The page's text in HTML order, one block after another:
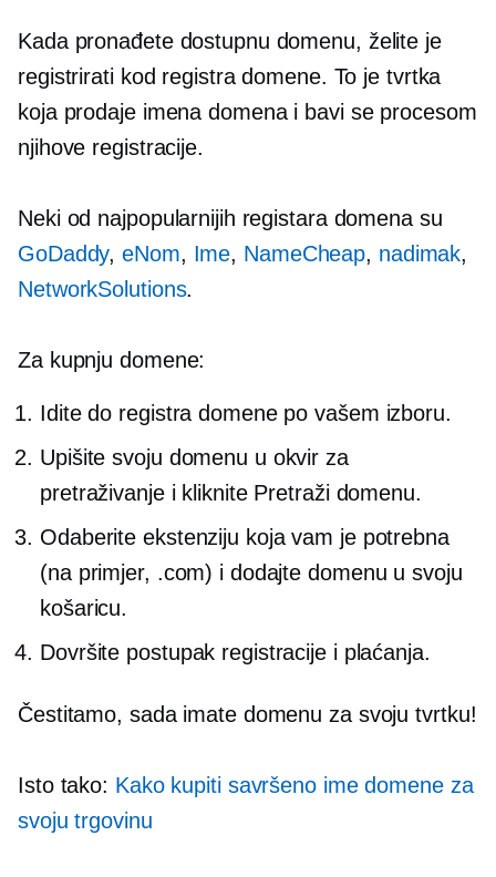
Kada pronađete dostupnu domenu, želite je
registrirati kod registra domene. To je tvrtka
koja prodaje imena domena i bavi se procesom
njihove registracije.
Neki od najpopularnijih registara domena su
GoDaddy,eNom, Ime, NameCheap, nadimak,
NetworkSolutions.
Za kupnju domene:
Idite do registra domene po vašem izboru.
Upišite svoju domenu u okvir za
pretraživanje i kliknite Pretraži domenu.
Odaberite ekstenziju koja vam je potrebna
(na primjer, .com) i dodajte domenu u svoju
košaricu.
Dovršite postupak registracije i plaćanja.
Čestitamo, sada imate domenu za svoju tvrtku!
Isto tako: Kako kupiti savršeno ime domene za
svoju trgovinu